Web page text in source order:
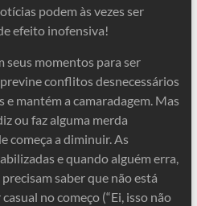
podem às vezes ser
efeito inofensiva!
momentos para ser
conflitos desnecessários
e mantém a camaradagem. Mas
ou faz alguma merda
começa a diminuir. As
e quando alguém erra,
saber que não está
no começo (“Ei, isso não